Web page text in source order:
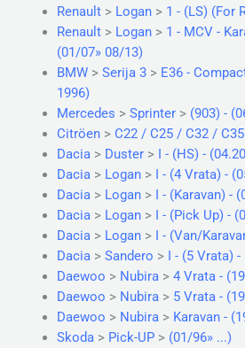
Renault> Logan> 1 - (LS) (For
Renault> Logan> 1 - MCV -
(01/07» 08/13)
BMW> Serija 3> E36 -
1996)
Mercedes > Sprinter> (903) -
Citröen> C22 / C25 / C32 / C35
Dacia> Duster> I - (HS) -
Dacia> Logan> I - (4 Vrata) -
Dacia> Logan> I - (Karavan) -
Dacia> Logan> I - (Pick Up) -
Dacia> Logan> I - (Van/
Dacia> Sandero > I - (5 Vrata) -
Daewoo > Nubira> 4 Vrata -
Daewoo > Nubira> 5 Vrata -
Daewoo > Nubira> Karavan -
Skoda> Pick-UP> (01/96» ...)